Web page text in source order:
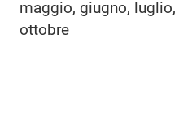
maggio, giugno,
ottobre